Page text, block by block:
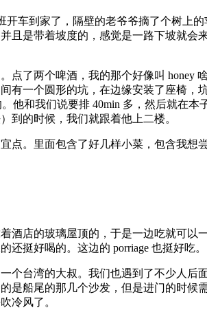
车到家了，隔壁的老爷爷摘了个树上的
且是带着坡度的，感觉是一路下坡就会
了两个啤酒，我的那个好像叫 honey
有一个圆形的坑，在边缘安装了座椅，
他和我们说要排 40min 多，然后就在本
到的时候，我们就跟着他上二楼。
点。里面包含了好几样小菜，包含我想尝
酒店的玻璃屋顶的，于是一边吃就可以
挺好喝的。这边的 porriage 也挺好吃。
个台湾的大叔。我们也遇到了不少人后
船尾的那几个沙发，但是进门的时候
冷风了。